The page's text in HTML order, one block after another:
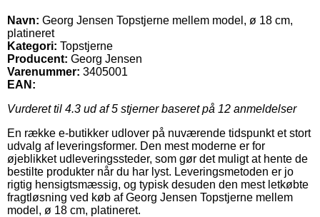
Navn: Georg Jensen Topstjerne mellem model, ø 18 cm,
platineret
Kategori: Topstjerne
Producent: Georg Jensen
Varenummer: 3405001
EAN:
Vurderet til 4.3 ud af 5 stjerner baseret på 12 anmeldelser
En række e-butikker udlover på nuværende tidspunkt et stort
udvalg af leveringsformer. Den mest moderne er for
øjeblikket udleveringssteder, som gør det muligt at hente de
bestilte produkter når du har lyst. Leveringsmetoden er jo
rigtig hensigtsmæssig, og typisk desuden den mest letkøbte
fragtløsning ved køb af Georg Jensen Topstjerne mellem
model, ø 18 cm, platineret.